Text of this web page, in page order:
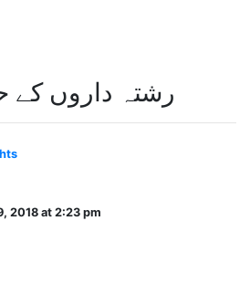
رشتہ داروں کے
2018 at 2:23 pm